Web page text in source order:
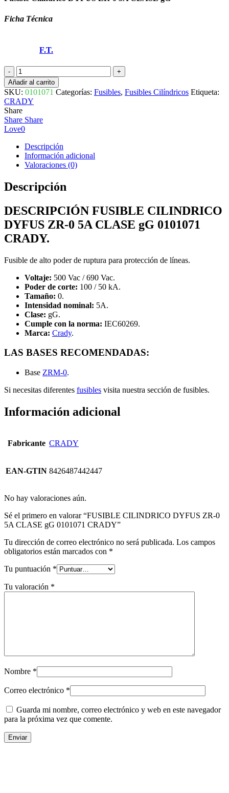
Ficha Técnica
F.T.
FUSIBLE
CILINDRICO
DYFUS
ZR-
0
5A
CLASE
gG 0101071
CRADY
cantidad
Añadir al carrito
SKU: 0101071 Categorías: Fusibles, Fusibles Cilíndricos Etiqueta:
CRADY
Share
Share Share
Love0
Descripción
Información adicional
Valoraciones (0)
Descripción
DESCRIPCIÓN FUSIBLE CILINDRICO
DYFUS ZR-0 5A CLASE gG 0101071
CRADY.
Fusible de alto poder de ruptura para protección de líneas.
Voltaje: 500 Vac / 690 Vac.
Poder de corte: 100 / 50 kA.
Tamaño: 0.
Intensidad nominal: 5A.
Clase: gG.
Cumple con la norma: IEC60269.
Marca: Crady.
LAS BASES RECOMENDADAS:
Base ZRM-0.
Si necesitas diferentes fusibles visita nuestra sección de fusibles.
Información adicional
Fabricante CRADY
EAN-GTIN 8426487442447
No hay valoraciones aún.
Sé el primero en valorar “FUSIBLE CILINDRICO DYFUS ZR-0
5A CLASE gG 0101071 CRADY”
Tu dirección de correo electrónico no será publicada. Los campos
obligatorios están marcados con *
Tu puntuación *
Tu valoración *
Nombre *
Correo electrónico *
Guarda mi nombre, correo electrónico y web en este navegador
para la próxima vez que comente.